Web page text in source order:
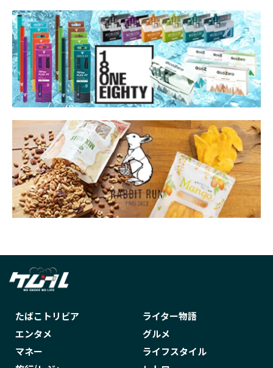
たばこトリビア
ライター物語
エンタメ
グルメ
マネー
ライフスタイル